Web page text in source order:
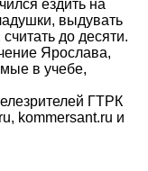
ездить на
выдувать
до десяти.
Ярослава,
в учебе,
ГТРК
kommersant.ru и